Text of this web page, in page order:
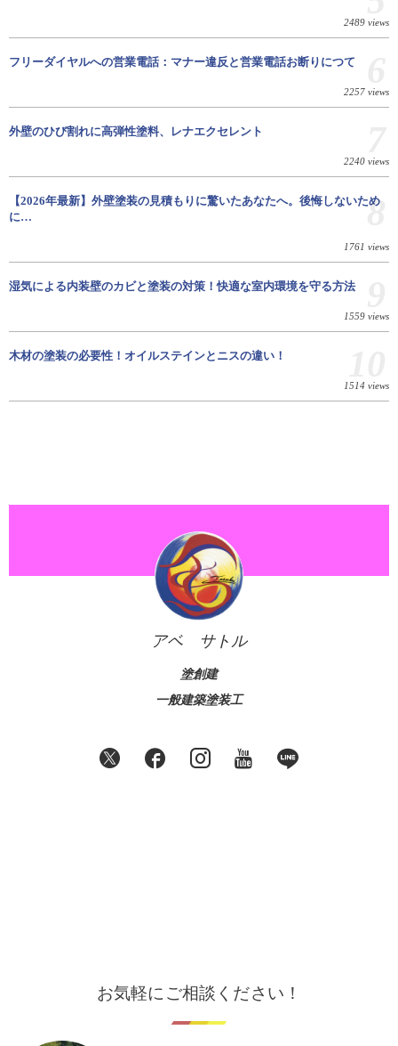
2489 views
フリーダイヤルへの営業電話：マナー違反と営業電話お断りにつて
2257 views
外壁のひび割れに高弾性塗料、レナエクセレント
2240 views
【2026年最新】外壁塗装の見積もりに驚いたあなたへ。後悔しないため
に…
1761 views
8
湿気による内装壁のカビと塗装の対策！快適な室内環境を守る方法
1559 views
木材の塗装の必要性！オイルステインとニスの違い！
1514 views
アベ サトル
塗創建
一般建築塗装工
お気軽にご相談ください！